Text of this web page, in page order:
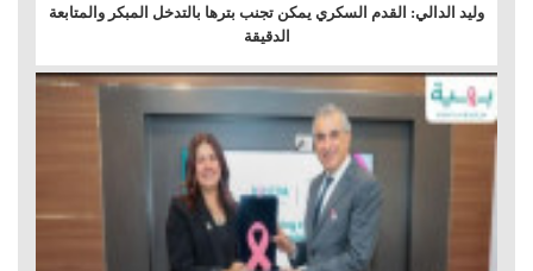
وليد الدالي: القدم السكري يمكن تجنب بترها بالتدخل المبكر والمتابعة
الدقيقة